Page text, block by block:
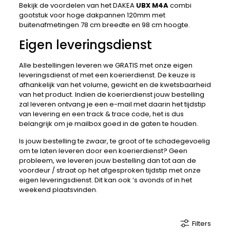
Bekijk de voordelen van het DAKEA UBX M4Acombi
gootstuk voor hoge dakpannen 120mm met
buitenafmetingen 78 cm breedte en 98 cm hoogte.
Eigen leveringsdienst
Alle bestellingen leveren we GRATIS met onze eigen
leveringsdienst of met een koerierdienst. De keuze is
afhankelijk van het volume, gewicht en de kwetsbaarheid
van het product. Indien de koerierdienst jouw bestelling
zal leveren ontvang je een e-mail met daarin het tijdstip
van levering en een track & trace code, het is dus
belangrijk om je mailbox goed in de gaten te houden.
Is jouw bestelling te zwaar, te groot of te schadegevoelig
om te laten leveren door een koerierdienst? Geen
probleem, we leveren jouw bestelling dan tot aan de
voordeur / straat op het afgesproken tijdstip met onze
eigen leveringsdienst. Dit kan ook ‘s avonds of in het
weekend plaatsvinden.
Filters